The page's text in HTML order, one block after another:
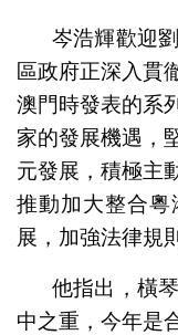
岑浩輝歡迎
區政府正深入貫
澳門時發表的系
家的發展機遇，
元發展，積極主
推動加大整合粵
展，加強法律規
他指出，橫
中之重，今年是